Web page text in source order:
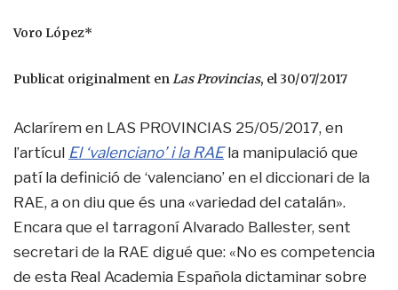
Voro López*
Publicat originalment enLas Provincias, el 30/07/2017
Aclarírem en LAS PROVINCIAS 25/05/2017, en
l’artícul El ‘valenciano’ i la RAEla manipulació que
patí la definició de ‘valenciano’ en el diccionari de la
RAE, a on diu que és una «variedad del catalán».
Encara que el tarragoní Alvarado Ballester, sent
secretari de la RAE digué que: «No es competencia
de esta Real Academia Española dictaminar sobre